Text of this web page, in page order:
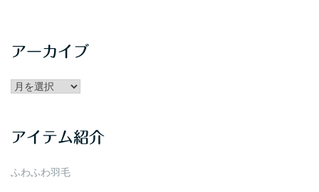
アーカイブ
アー
ブ
アイテム紹介
ふわふわ羽毛